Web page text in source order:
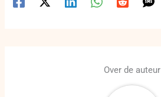
Over de auteur